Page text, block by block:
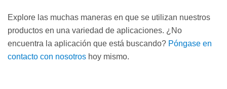
Explore las muchas maneras en que se utilizan nuestros
productos en una variedad de aplicaciones. ¿No
encuentra la aplicación que está buscando? Póngase en
contacto con nosotros hoy mismo.